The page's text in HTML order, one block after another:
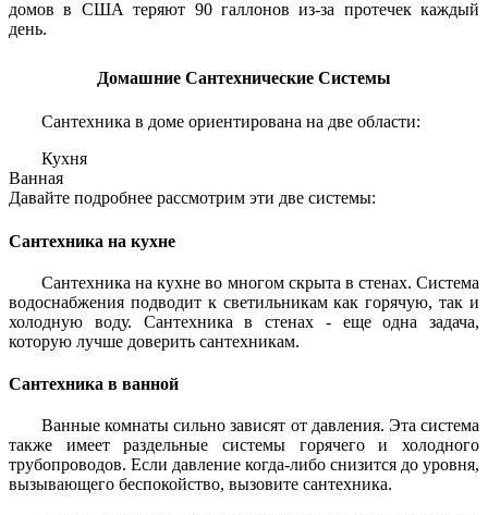
домов в США теряют 90 галлонов из-за протечек каждый
день.
Домашние Сантехнические Системы
Сантехника в доме ориентирована на две области:
Кухня
Ванная
Давайте подробнее рассмотрим эти две системы:
Сантехника на кухне
Сантехника на кухне во многом скрыта в стенах. Система
водоснабжения подводит к светильникам как горячую, так и
холодную воду. Сантехника в стенах - еще одна задача,
которую лучше доверить сантехникам.
Сантехника в ванной
Ванные комнаты сильно зависят от давления. Эта система
также имеет раздельные системы горячего и холодного
трубопроводов. Если давление когда-либо снизится до уровня,
вызывающего беспокойство, вызовите сантехника.